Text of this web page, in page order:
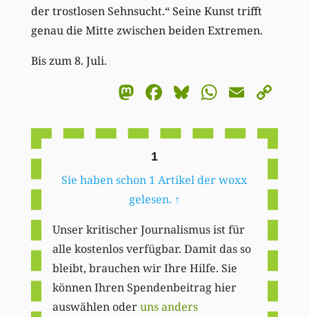
der trostlosen Sehnsucht.“ Seine Kunst trifft
genau die Mitte zwischen beiden Extremen.
Bis zum 8. Juli.
Mastodon
Facebook
BlueskyEmail
1
Sie haben schon 1 Artikel der woxx
gelesen. ↑
Unser kritischer Journalismus ist für
alle kostenlos verfügbar. Damit das so
bleibt, brauchen wir Ihre Hilfe. Sie
können Ihren Spendenbeitrag hier
auswählen oderuns anders